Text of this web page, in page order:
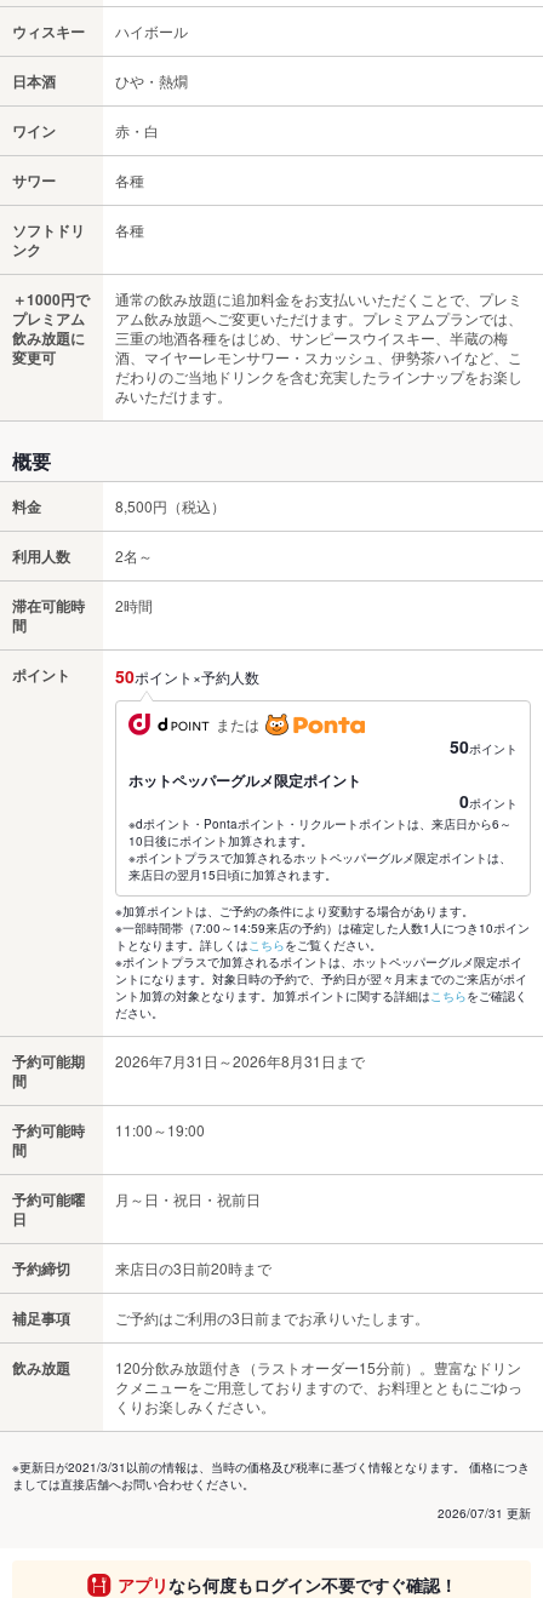
ウィスキー ハイボール
日本酒 ひや・熱燗
ワイン 赤・白
サワー 各種
ソフトドリ
ンク
各種
＋1000円で
プレミアム
飲み放題に
変更可
通常の飲み放題に追加料金をお支払いいただくことで、プレミ
アム飲み放題へご変更いただけます。プレミアムプランでは、
三重の地酒各種をはじめ、サンピースウイスキー、半蔵の梅
酒、マイヤーレモンサワー・スカッシュ、伊勢茶ハイなど、こ
だわりのご当地ドリンクを含む充実したラインナップをお楽し
みいただけます。
概要
料金 8,500円（税込）
利用人数 2名～
滞在可能時
間
2時間
ポイント 50ポイント×予約人数
または
50ポイント
ホットペッパーグルメ限定ポイント
0ポイント
※dポイント・Pontaポイント・リクルートポイントは、来店日から6～
10日後にポイント加算されます。
※ポイントプラスで加算されるホットペッパーグルメ限定ポイントは、
来店日の翌月15日頃に加算されます。
※加算ポイントは、ご予約の条件により変動する場合があります。
※一部時間帯（7:00～14:59来店の予約）は確定した人数1人につき10ポイン
トとなります。詳しくはこちらをご覧ください。
※ポイントプラスで加算されるポイントは、ホットペッパーグルメ限定ポイ
ントになります。対象日時の予約で、予約日が翌々月末までのご来店がポイ
ント加算の対象となります。加算ポイントに関する詳細はこちらをご確認く
ださい。
予約可能期
間
2026年7月31日～2026年8月31日まで
予約可能時
間
11:00～19:00
予約可能曜
日
月～日・祝日・祝前日
予約締切 来店日の3日前20時まで
補足事項 ご予約はご利用の3日前までお承りいたします。
飲み放題
120分飲み放題付き（ラストオーダー15分前）。豊富なドリン
クメニューをご用意しておりますので、お料理とともにごゆっ
くりお楽しみください。
※更新日が2021/3/31以前の情報は、当時の価格及び税率に基づく情報となります。 価格につき
ましては直接店舗へお問い合わせください。
2026/07/31 更新
アプリなら何度もログイン不要ですぐ確認！